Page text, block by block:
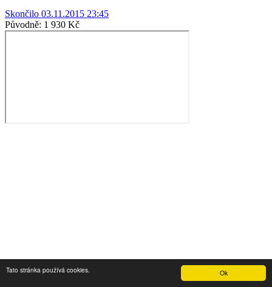
Ok
Tato stránka používá cookies.
Skončilo 03.11.2015 23:45
Původně: 1 930 Kč